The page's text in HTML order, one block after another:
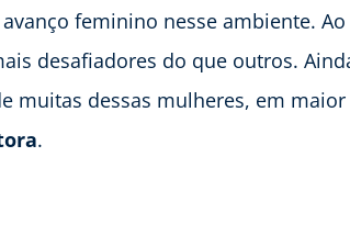
feminino nesse ambiente.
desafiadores do que outros.
muitas dessas mulheres, em
.